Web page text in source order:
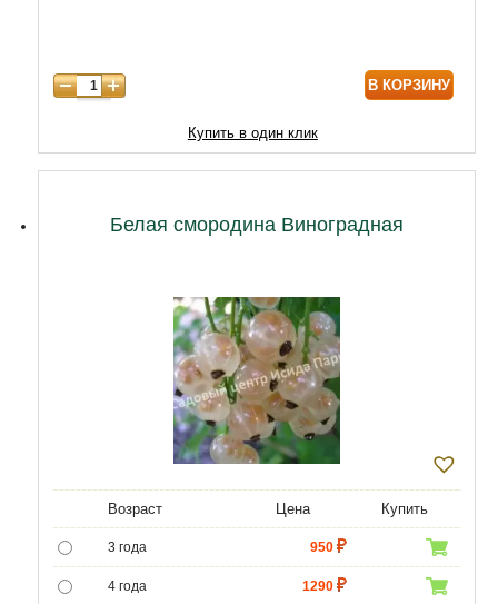
В КОРЗИНУ
Купить в один клик
Белая смородина Виноградная
Возраст Цена Купить
3 года 950
4 года 1290